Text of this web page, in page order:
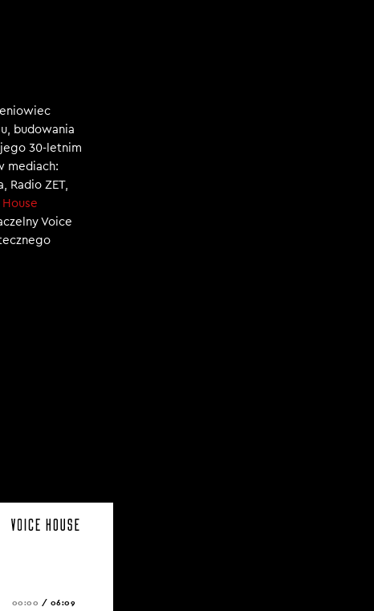
budowania
30-letnim
mediach:
Radio ZET,
Voice
00:00 / 06:09